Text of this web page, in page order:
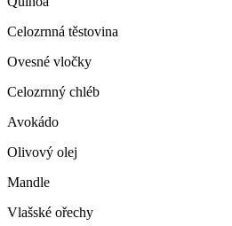
Celozrnná těstovina
Ovesné vločky
Celozrnný chléb
Avokádo
Olivový olej
Mandle
Vlašské ořechy